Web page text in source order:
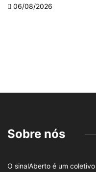
06/08/2026
Sobre nós
O sinalAberto é um